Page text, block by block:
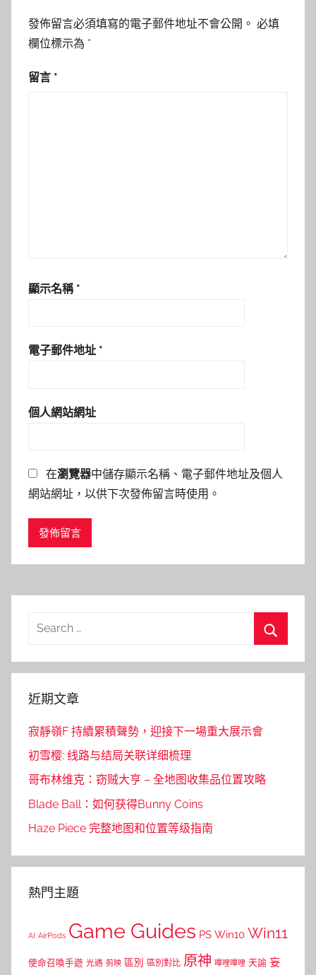
發佈留言必須填寫的電子郵件地址不會公開。 必填
欄位標示為 *
留言 *
顯示名稱 *
電子郵件地址 *
個人網站網址
在瀏覽器中儲存顯示名稱、電子郵件地址及個人
網站網址，以供下次發佈留言時使用。
Search
近期文章
寂靜嶺F 持續累積聲勢，迎接下一場重大展示會
初雪樱: 线路与结局关联详细梳理
哥布林维克：窃贼大亨 – 全地图收集品位置攻略
Blade Ball：如何获得Bunny Coins
Haze Piece 完整地图和位置等级指南
熱門主題
AI AirPods Game Guides PS Win10 Win11
使命召喚手遊 光遇 剪映 區別 區別對比 原神 嗶哩嗶哩 天諭 妄